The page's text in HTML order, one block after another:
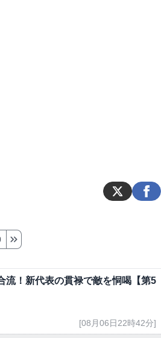
流！新代表の貫禄で敵を恫喝【第5
[08月06日22時42分]